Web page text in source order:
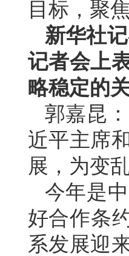
目标，聚
新华社
记者会上
略稳定的
郭嘉昆
近平主席
展，为变
今年是
好合作条
系发展迎